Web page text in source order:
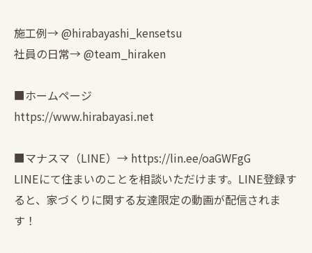
施工例→ @hirabayashi_kensetsu
社員の日常→ @team_hiraken
■ホームページ
https://www.hirabayasi.net
■マナスマ（LINE）→ https://lin.ee/oaGWFgG
LINEにて住まいのことを相談いただけます。LINE登録す
ると、家づくりに関する友達限定の動画が配信されま
す！